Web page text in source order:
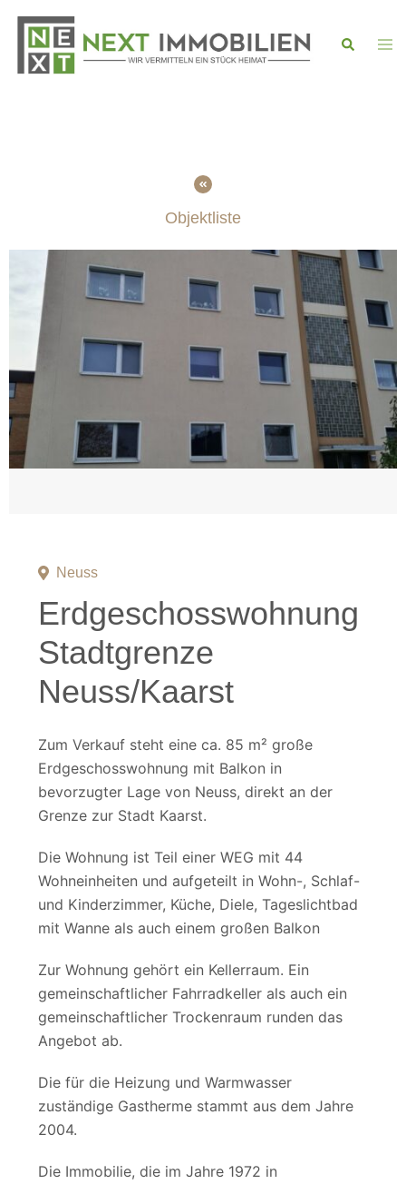
Objektliste
Neuss
Erdgeschosswohnung
Stadtgrenze
Neuss/Kaarst
Zum Verkauf steht eine ca. 85 m² große
Erdgeschosswohnung mit Balkon in
bevorzugter Lage von Neuss, direkt an der
Grenze zur Stadt Kaarst.
Die Wohnung ist Teil einer WEG mit 44
Wohneinheiten und aufgeteilt in Wohn-, Schlaf-
und Kinderzimmer, Küche, Diele, Tageslichtbad
mit Wanne als auch einem großen Balkon
Zur Wohnung gehört ein Kellerraum. Ein
gemeinschaftlicher Fahrradkeller als auch ein
gemeinschaftlicher Trockenraum runden das
Angebot ab.
Die für die Heizung und Warmwasser
zuständige Gastherme stammt aus dem Jahre
2004.
Die Immobilie, die im Jahre 1972 in